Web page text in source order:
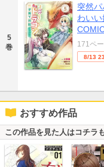
5
巻
突然
わい
171ペ
8/13
おすすめ作品
この作品を見た人はコチラ